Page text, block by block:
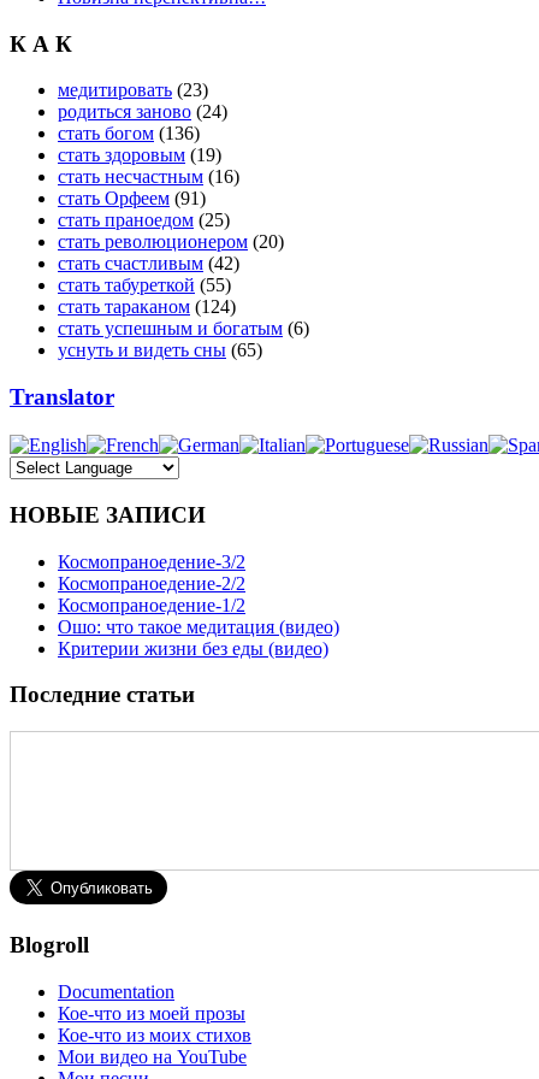
К А К
медитировать (23)
родиться заново (24)
стать богом (136)
стать здоровым (19)
стать несчастным (16)
стать Орфеем (91)
стать праноедом (25)
стать революционером (20)
стать счастливым (42)
стать табуреткой (55)
стать тараканом (124)
стать успешным и богатым (6)
уснуть и видеть сны (65)
Translator
НОВЫЕ ЗАПИСИ
Космопраноедение-3/2
Космопраноедение-2/2
Космопраноедение-1/2
Ошо: что такое медитация (видео)
Критерии жизни без еды (видео)
Последние статьи
Blogroll
Documentation
Кое-что из моей прозы
Кое-что из моих стихов
Мои видео на YouTube